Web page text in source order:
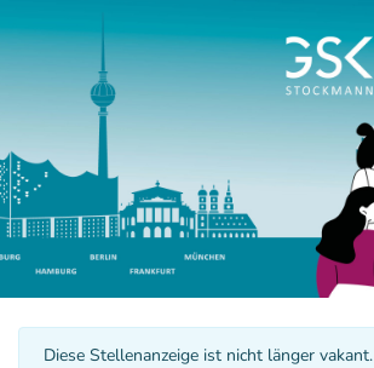
Diese Stellenanzeige ist nicht länger vakant.